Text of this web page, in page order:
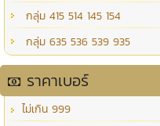
กลุ่ม 415 514 145 154
กลุ่ม 635 536 539 935
ราคาเบอร์
ไม่เกิน 999